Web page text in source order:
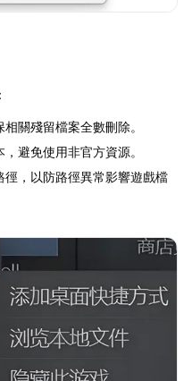
關殘留檔案全數刪除。
避免使用非官方資源。
，以防路徑異常影響遊戲檔